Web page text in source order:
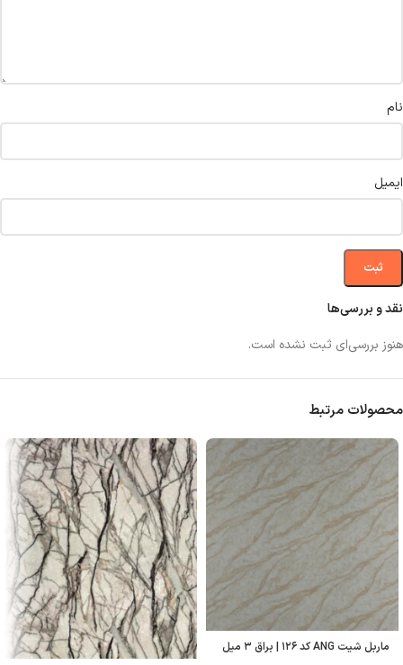
نقد و بررسی‌ها
هنوز بررسی‌ای ثبت نشده است.
نام
ایمیل
محصولات مرتبط
ماربل شیت ANG کد ۱۲۶ | براق ۳ میل